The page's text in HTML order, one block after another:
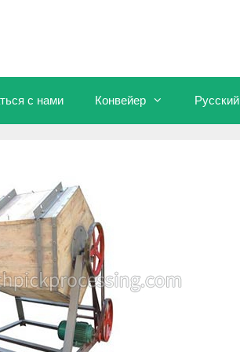
с нами Конвейер Русский